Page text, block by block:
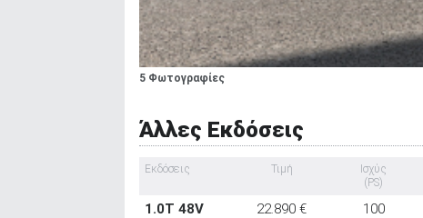
5 Φωτογραφίες
Άλλες Εκδόσεις
Εκδόσεις Τιμή
Ισχύς
(PS)
1.0T 48V
22.890 € 100